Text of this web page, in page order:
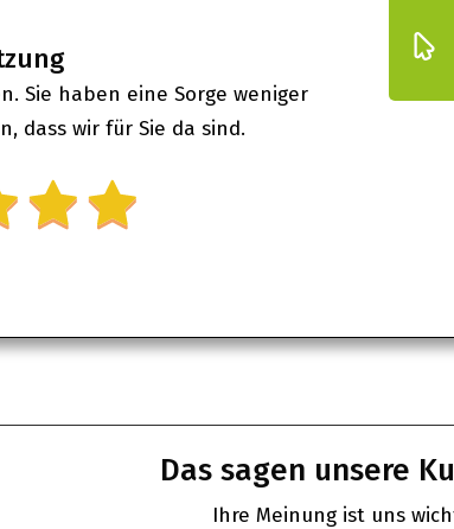
Sie haben eine Sorge weniger
dass wir für Sie da sind.
Das sagen unsere
Ihre Meinung ist uns